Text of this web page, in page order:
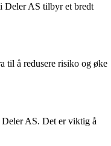
Deler AS tilbyr et bredt
til å redusere risiko og øke
AS. Det er viktig å